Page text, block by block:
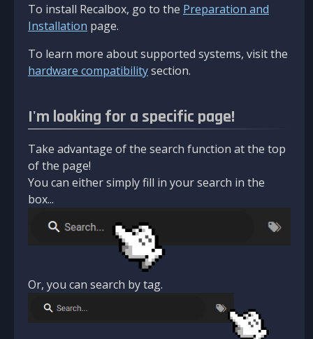
To install Recalbox, go to the Preparation and
Installation page.
To learn more about supported systems, visit the
hardware compatibilitysection.
I'm looking for a specific page!
Take advantage of the search function at the top
of the page!
You can either simply fill in your search in the
box...
Or, you can search by tag.